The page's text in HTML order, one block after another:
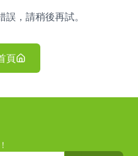
，請稍後再試。
頁